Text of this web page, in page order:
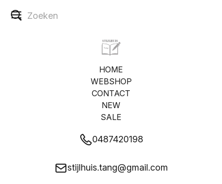
HOME
WEBSHOP
CONTACT
NEW
SALE
0487420198
stijlhuis.tang@gmail.com